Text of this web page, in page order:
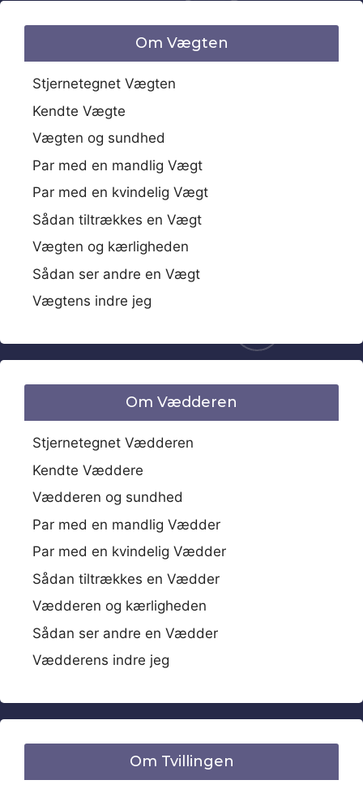
Om Vægten
Stjernetegnet Vægten
Kendte Vægte
Vægten og sundhed
Par med en mandlig Vægt
Par med en kvindelig Vægt
Sådan tiltrækkes en Vægt
Vægten og kærligheden
Sådan ser andre en Vægt
Vægtens indre jeg
Om Vædderen
Stjernetegnet Vædderen
Kendte Væddere
Vædderen og sundhed
Par med en mandlig Vædder
Par med en kvindelig Vædder
Sådan tiltrækkes en Vædder
Vædderen og kærligheden
Sådan ser andre en Vædder
Vædderens indre jeg
Om Tvillingen